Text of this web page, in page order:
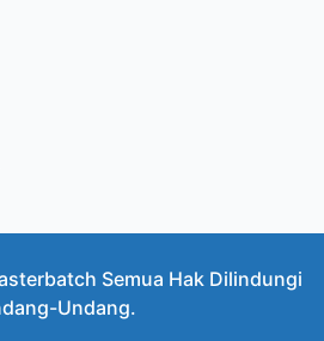
Semua Hak Dilindungi
Undang.